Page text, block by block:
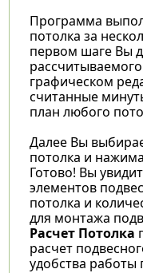
Программа
потолка за
первом шаге Вы
графическом
считанные
план любого
Далее Вы
потолка и
Готово! Вы
элементов
потолка и
для монтажа
Расчет Потолка
расчет
удобства